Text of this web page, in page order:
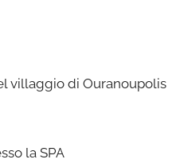
villaggio di Ouranoupolis
la SPA